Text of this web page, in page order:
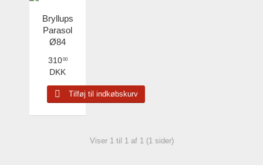
Bryllups
Parasol
Ø84
31000
DKK
Tilføj til indkøbskurv
Viser 1 til 1 af 1 (1 sider)